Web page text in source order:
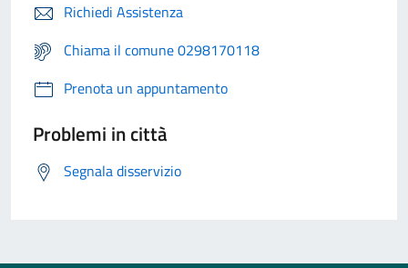
Richiedi Assistenza
Chiama il comune 0298170118
Prenota un appuntamento
Problemi in città
Segnala disservizio